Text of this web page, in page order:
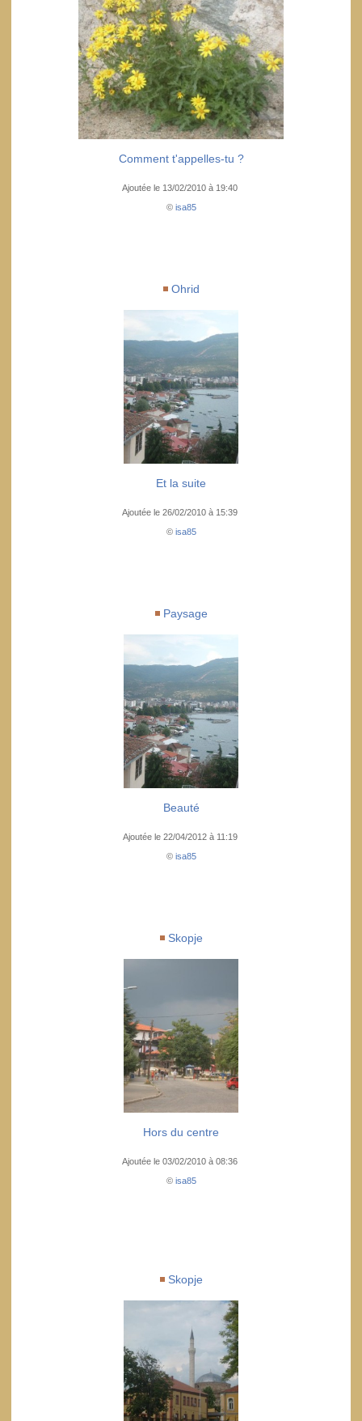
Comment t'appelles-tu ?
Ajoutée le 13/02/2010 à 19:40
© isa85
Ohrid
Et la suite
Ajoutée le 26/02/2010 à 15:39
© isa85
Paysage
Beauté
Ajoutée le 22/04/2012 à 11:19
© isa85
Skopje
Hors du centre
Ajoutée le 03/02/2010 à 08:36
© isa85
Skopje